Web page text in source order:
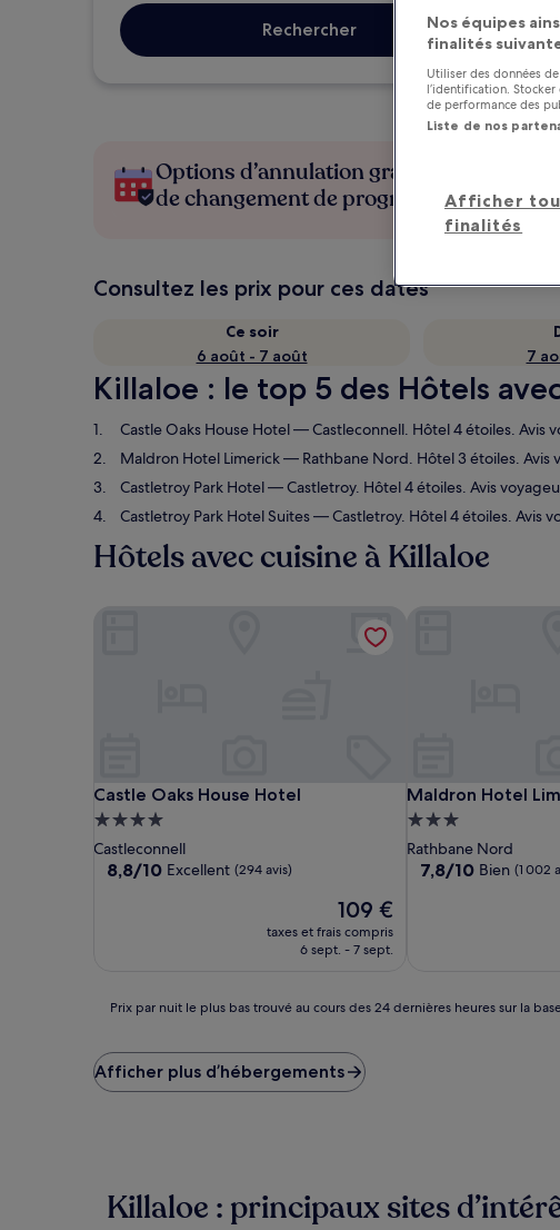
Rechercher
Options d’annulation gratuite en cas
de changement de programme
Consultez les prix pour ces dates
Ce soir
6 août - 7 août
7
Killaloe : le top 5 des Hôtels
Castle Oaks House Hotel— Castleconnell. Hôtel 4 étoiles. Avis
Maldron Hotel Limerick— Rathbane Nord. Hôtel 3 étoiles. Avis
Castletroy Park Hotel— Castletroy. Hôtel 4 étoiles. Avis
Castletroy Park Hotel Suites— Castletroy. Hôtel 4 étoiles. Avis
Hôtels avec cuisine à Killaloe
Castle Oaks House Hotel
Castle Oaks House Hotel
Hébergement
4.0 étoiles
Castleconnell
8.8
8,8/10 Excellent (294 avis)
Le
nouveau
prix
109 €
109 €
taxes et frais compris
6 sept. - 7 sept.
Maldron Hotel
Maldron Hotel
Hébergement
3.0 étoiles
Rathbane Nord
7.8
7,8/10 Bien (1 002
Prix
nuit
le
plus
24 dernières
Prix par nuit le plus bas trouvé au cours des 24 dernières heures sur la
Afficher plus d’hébergements
Killaloe : principaux sites
Nos équipes
finalités
Utiliser des données
l’identification.
de performance des
Liste de nos
Afficher
finalités